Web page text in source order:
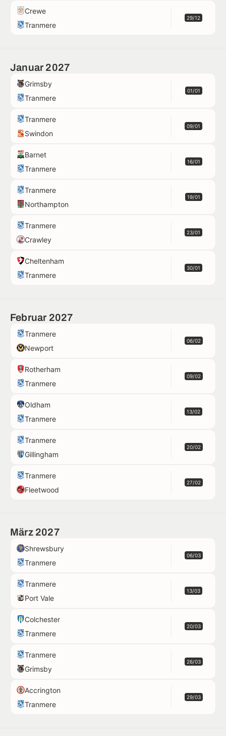
Crewe
Tranmere
29/12
Januar 2027
Grimsby
Tranmere
01/01
Tranmere
Swindon
09/01
Barnet
Tranmere
16/01
Tranmere
Northampton
19/01
Tranmere
Crawley
23/01
Cheltenham
Tranmere
30/01
Februar 2027
Tranmere
Newport
06/02
Rotherham
Tranmere
09/02
Oldham
Tranmere
13/02
Tranmere
Gillingham
20/02
Tranmere
Fleetwood
27/02
März 2027
Shrewsbury
Tranmere
06/03
Tranmere
Port Vale
13/03
Colchester
Tranmere
20/03
Tranmere
Grimsby
26/03
Accrington
Tranmere
29/03